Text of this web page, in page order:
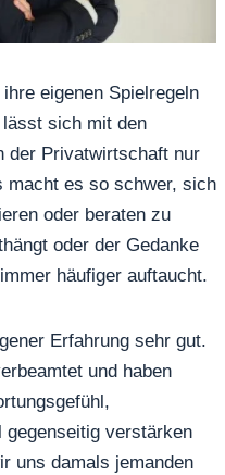
eigenen Spielregeln
sich mit den
der Privatwirtschaft nur
macht es so schwer, sich
oder beraten zu
oder der Gedanke
häufiger auftaucht.
Erfahrung sehr gut.
und haben
gegenseitig verstärken
uns damals jemanden